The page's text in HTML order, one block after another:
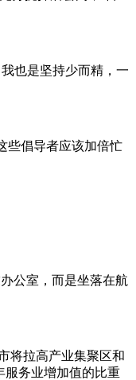
也是坚持少而精，一
些倡导者应该加倍忙
公室，而是坐落在航
将拉高产业集聚区和
服务业增加值的比重